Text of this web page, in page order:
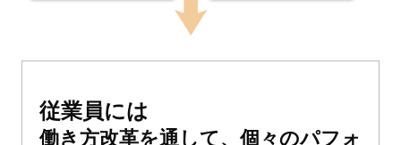
従業員には
働き方改革を通して、個々のパフォ